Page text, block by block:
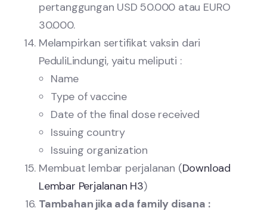
pertanggungan USD 50.000 atau EURO
30.000.
Melampirkan sertifikat vaksin dari
PeduliLindungi, yaitu meliputi :
Name
Type of vaccine
Date of the final dose received
Issuing country
Issuing organization
Membuat lembar perjalanan (Download
Lembar Perjalanan H3)
Tambahan jika ada family disana :